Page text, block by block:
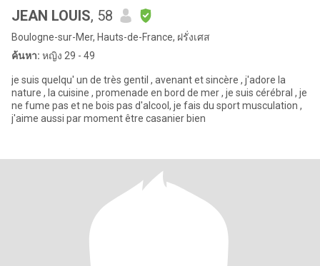
JEAN LOUIS, 58
Boulogne-sur-Mer, Hauts-de-France, ฝรั่งเศส
ค้นหา: หญิง 29 - 49
je suis quelqu' un de très gentil , avenant et sincère , j'adore la
nature , la cuisine , promenade en bord de mer , je suis cérébral , je
ne fume pas et ne bois pas d'alcool, je fais du sport musculation ,
j'aime aussi par moment être casanier bien